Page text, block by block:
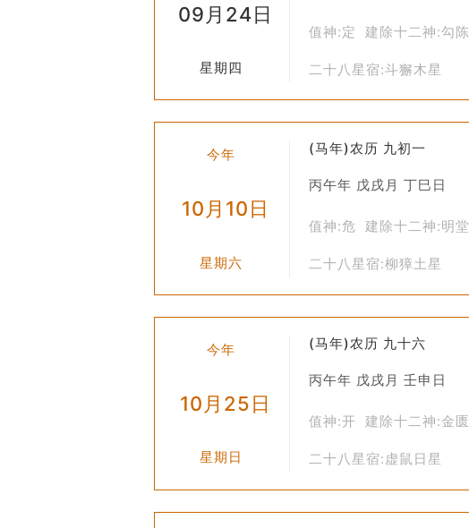
09月24日
星期四
值神:定 建除十二神:勾陈
二十八星宿:斗獬木星
今年
10月10日
星期六
(马年)农历 九初一
丙午年 戊戌月 丁巳日
值神:危 建除十二神:明堂
二十八星宿:柳獐土星
今年
10月25日
星期日
(马年)农历 九十六
丙午年 戊戌月 壬申日
值神:开 建除十二神:金匮
二十八星宿:虚鼠日星